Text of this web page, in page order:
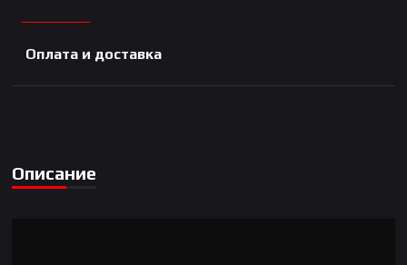
Оплата и доставка
Описание